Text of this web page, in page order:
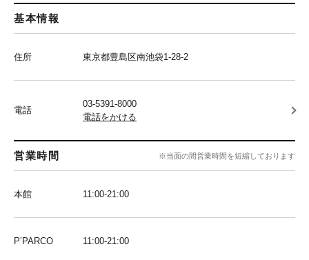
基本情報
住所 東京都豊島区南池袋1-28-2
電話
03-5391-8000
電話をかける
営業時間 ※当面の間営業時間を短縮しております
本館 11:00-21:00
P’PARCO 11:00-21:00